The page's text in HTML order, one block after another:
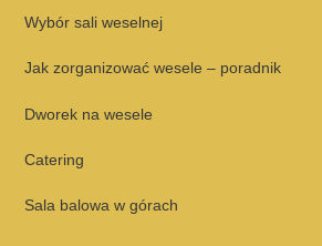
Wybór sali weselnej
Jak zorganizować wesele – poradnik
Dworek na wesele
Catering
Sala balowa w górach